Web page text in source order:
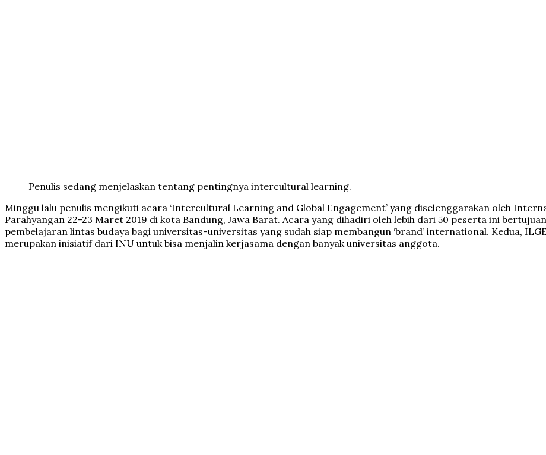
Penulis sedang menjelaskan tentang pentingnya intercultural learning.
Minggu lalu penulis mengikuti acara ‘Intercultural Learning and Global Engagement’ yang diselenggarakan oleh
Parahyangan 22-23 Maret 2019 di kota Bandung, Jawa Barat. Acara yang dihadiri oleh lebih dari 50 peserta ini
pembelajaran lintas budaya bagi universitas-universitas yang sudah siap membangun ‘brand’ international. Kedua,
merupakan inisiatif dari INU untuk bisa menjalin kerjasama dengan banyak universitas anggota.